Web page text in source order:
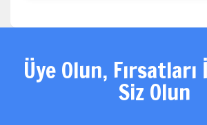
Üye Olun,
Siz Olun